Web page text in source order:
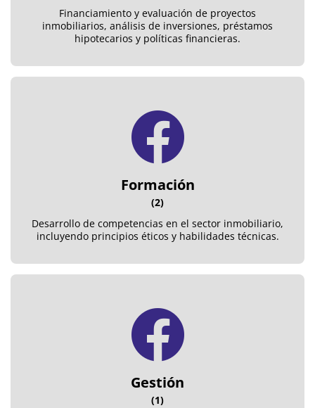
Financiamiento y evaluación de proyectos
inmobiliarios, análisis de inversiones, préstamos
hipotecarios y políticas financieras.
Formación
(2)
Desarrollo de competencias en el sector inmobiliario,
incluyendo principios éticos y habilidades técnicas.
Gestión
(1)